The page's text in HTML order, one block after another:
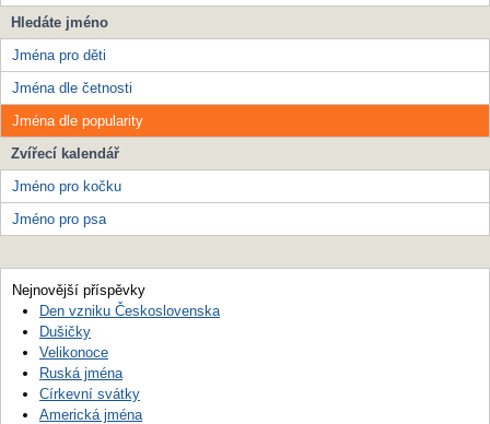
Hledáte jméno
Jména pro děti
Jména dle četnosti
Jména dle popularity
Zvířecí kalendář
Jméno pro kočku
Jméno pro psa
Nejnovější příspěvky
Den vzniku Československa
Dušičky
Velikonoce
Ruská jména
Církevní svátky
Americká jména